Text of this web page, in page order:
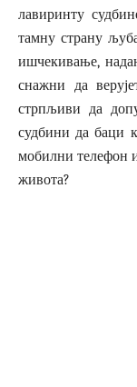
лавиринту
тамну страну
ишчекивање,
снажни да
стрпљиви да
судбини да баци
мобилни телефон
живота?